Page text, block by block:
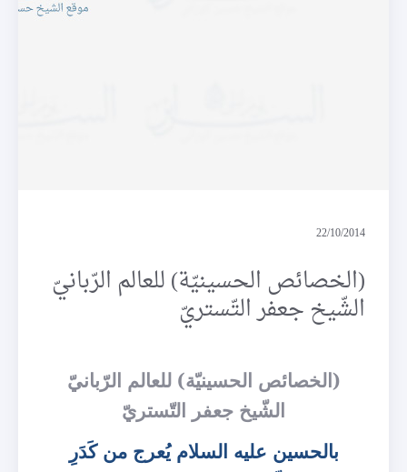
22/10/2014
(الخصائص الحسينيّة) للعالم الرّبانيّ
الشّيخ جعفر التّستريّ
(الخصائص الحسينيّة) للعالم الرّبانيّ
الشّيخ جعفر التّستريّ
بالحسين عليه السلام يُعرج من كَدَرِ